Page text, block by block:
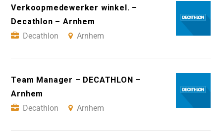
Verkoopmedewerker winkel. –
Decathlon – Arnhem
Decathlon
Arnhem
Team Manager – DECATHLON –
Arnhem
Decathlon
Arnhem